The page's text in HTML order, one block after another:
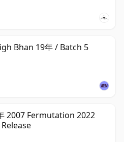
Bhan 19年 / Batch 5
2007 Fermutation 2022